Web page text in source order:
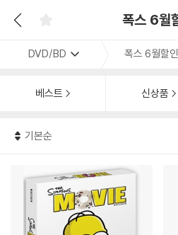
폭스 6월
DVD/BD 폭스 6월할인
베스트 신상품
기본순